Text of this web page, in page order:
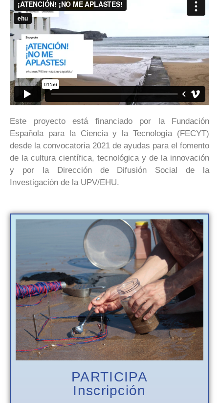
Este proyecto está financiado por la Fundación
Española para la Ciencia y la Tecnología (FECYT)
desde la convocatoria 2021 de ayudas para el fomento
de la cultura científica, tecnológica y de la innovación
y por la Dirección de Difusión Social de la
Investigación de la UPV/EHU.
PARTICIPA
Inscripción